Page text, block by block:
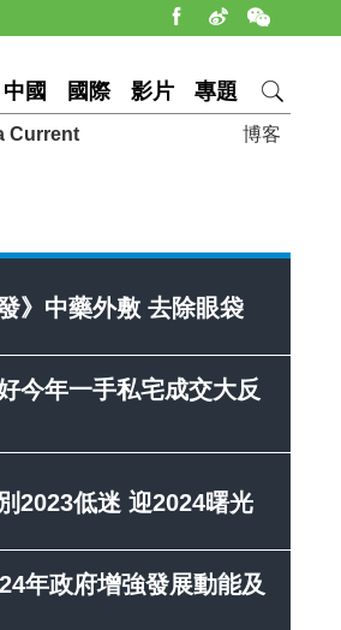
中國 國際 影片 專題
博客
Current
》中藥外敷 去除眼袋
今年一手私宅成交大反
2023低迷 迎2024曙光
年政府增強發展動能及